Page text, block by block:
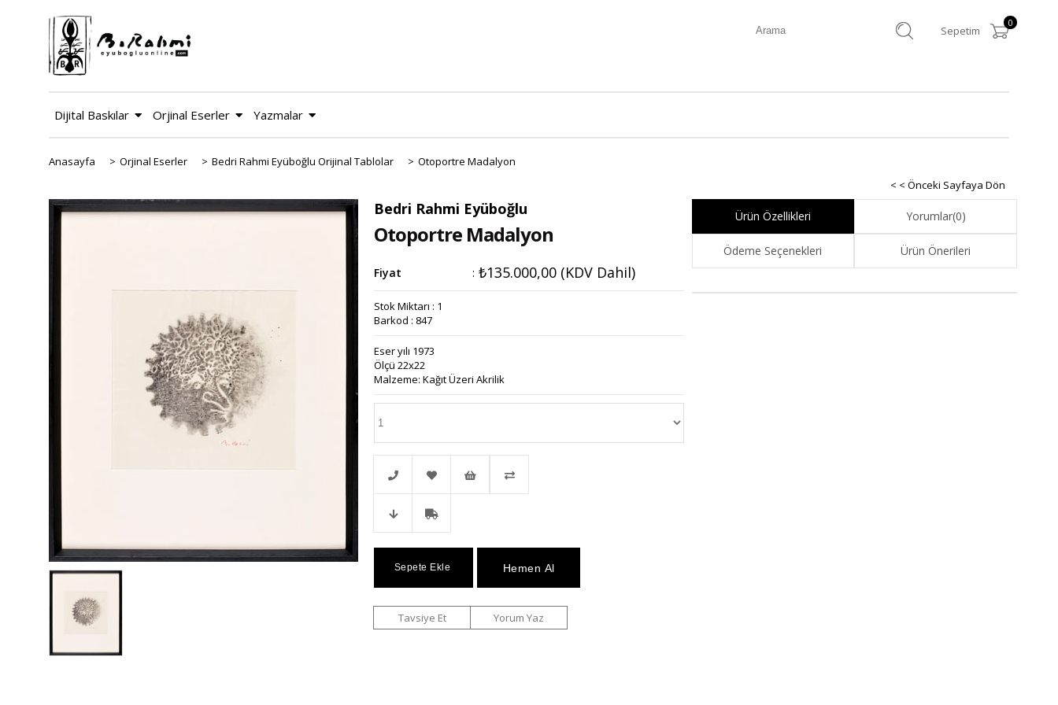
Sepetim
0
Dijital Baskılar Orjinal Eserler Yazmalar
Anasayfa > Orjinal Eserler > Bedri Rahmi Eyüboğlu Orijinal Tablolar > Otoportre Madalyon
< < Önceki Sayfaya Dön
Bedri Rahmi Eyüboğlu
Otoportre Madalyon
Fiyat : ₺135.000,00 (KDV Dahil)
Stok Miktarı : 1
Barkod : 847
Eser yılı 1973
Ölçü 22x22
Malzeme: Kağıt Üzeri Akrilik
Telefonla Favorilere
Haber
Tavsiye Et
Yorum Yaz
Ürün Özellikleri Yorumlar(0)
Ödeme Seçenekleri Ürün Önerileri